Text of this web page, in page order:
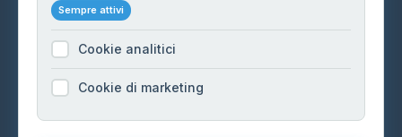
Cookie Policy
Preferenze Cookie
Mappa del sito
Sempre attivi
Cookie analitici
Cookie di marketing